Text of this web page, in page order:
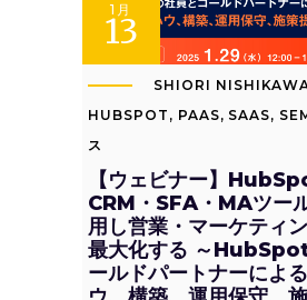
1月
13
SHIORI
HUBSPOT , PAAS, SAAS,
ス
【ウェビナー】
CRM・SFA・MAツー
用し営業・マーケティ
最大化する ～
ールドパートナーによ